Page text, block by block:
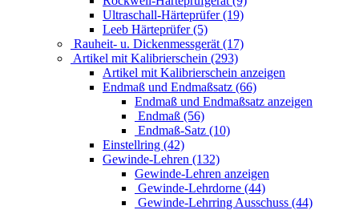
Ultraschall-Härteprüfer (19)
Leeb Härteprüfer (5)
Rauheit- u. Dickenmessgerät (17)
Artikel mit Kalibrierschein (293)
Artikel mit Kalibrierschein anzeigen
Endmaß und Endmaßsatz (66)
Endmaß und Endmaßsatz anzeigen
Endmaß (56)
Endmaß-Satz (10)
Einstellring (42)
Gewinde-Lehren (132)
Gewinde-Lehren anzeigen
Gewinde-Lehrdorne (44)
Gewinde-Lehrring Ausschuss (44)